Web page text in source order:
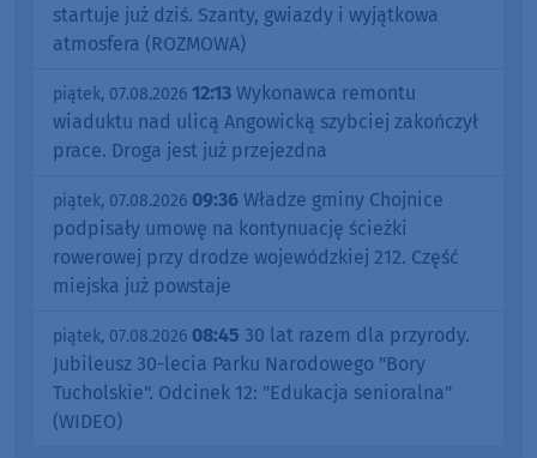
startuje już dziś. Szanty, gwiazdy i wyjątkowa
atmosfera (ROZMOWA)
piątek, 07.08.2026 12:13 Wykonawca remontu
wiaduktu nad ulicą Angowicką szybciej zakończył
prace. Droga jest już przejezdna
piątek, 07.08.2026 09:36 Władze gminy Chojnice
podpisały umowę na kontynuację ścieżki
rowerowej przy drodze wojewódzkiej 212. Część
miejska już powstaje
piątek, 07.08.2026 08:45 30 lat razem dla przyrody.
Jubileusz 30-lecia Parku Narodowego "Bory
Tucholskie". Odcinek 12: "Edukacja senioralna"
(WIDEO)